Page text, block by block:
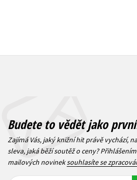
Budete to vědět jako
Zajímá Vás, jaký knižní hit právě vychází,
sleva, jaká běží soutěž o ceny?
mailových novineksouhlasíte se